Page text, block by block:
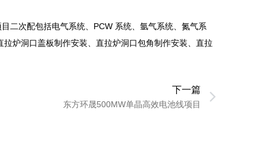
二次配包括电气系统、PCW 系统、氩气系统、氮气系
炉洞口盖板制作安装、直拉炉洞口包角制作安装、直拉
下一篇
东方环晟500MW单晶高效电池线项目